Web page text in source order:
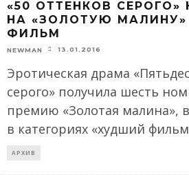
«50 ОТТЕНКОВ
НА «ЗОЛОТУЮ
ФИЛЬМ
NEWMAN 13.01.2016
Эротическая драма
серого» получила шесть
премию «Золотая малина»,
в категориях «худший
АРХИВ